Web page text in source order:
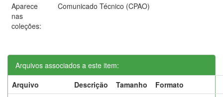
Aparece
nas
coleções:
Comunicado Técnico (CPAO)
Arquivos associados a este item:
Arquivo
Descrição Tamanho
Formato